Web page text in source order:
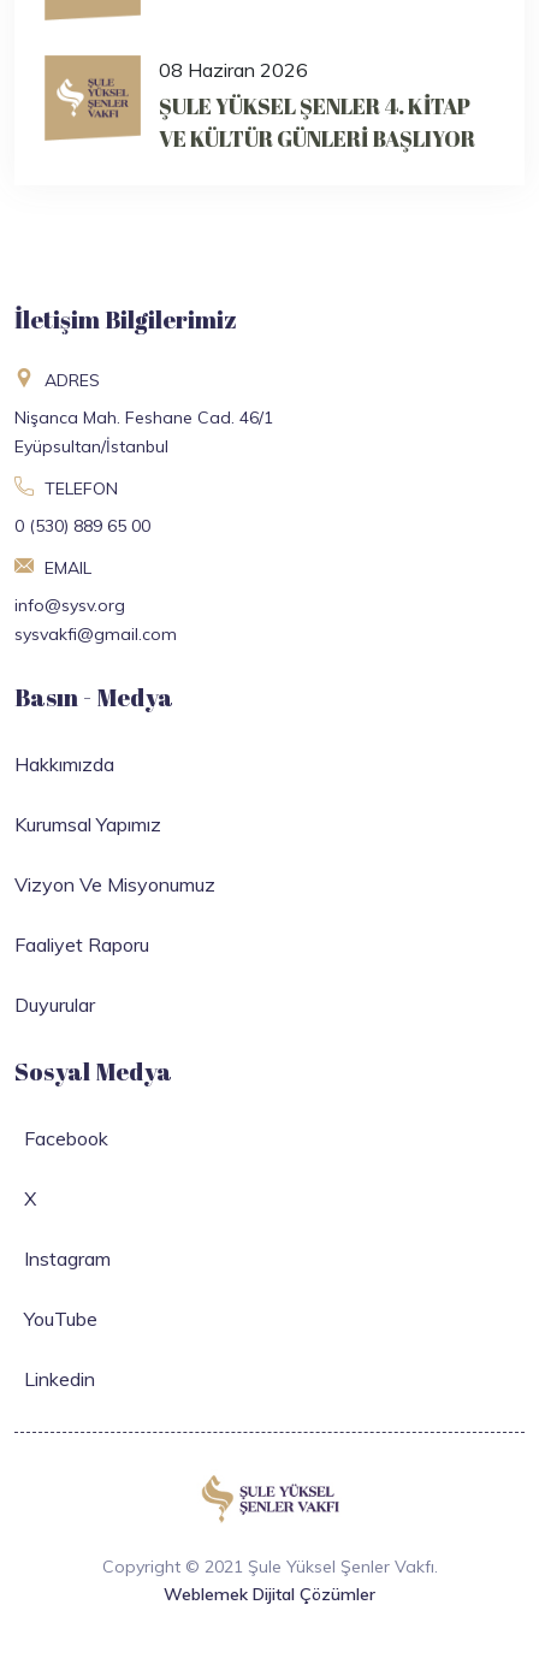
08 Haziran 2026
ŞULE YÜKSEL ŞENLER 4. KİTAP
VE KÜLTÜR GÜNLERİ BAŞLIYOR
İletişim Bilgilerimiz
ADRES
Nişanca Mah. Feshane Cad. 46/1
Eyüpsultan/İstanbul
TELEFON
0 (530) 889 65 00
EMAIL
info@sysv.org
sysvakfi@gmail.com
Basın - Medya
Hakkımızda
Kurumsal Yapımız
Vizyon Ve Misyonumuz
Faaliyet Raporu
Duyurular
Sosyal Medya
Facebook
X
Instagram
YouTube
Linkedin
Copyright © 2021 Şule Yüksel Şenler Vakfı.
Weblemek Dijital Çözümler